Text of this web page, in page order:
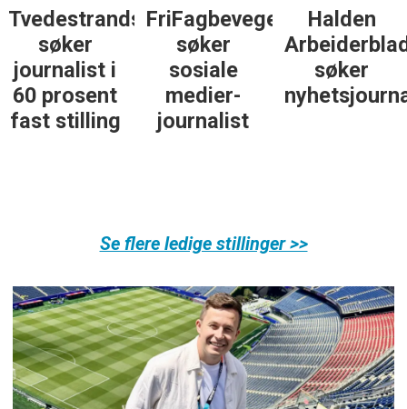
Tvedestrandsposten
søker
journalist i
60 prosent
fast stilling
FriFagbevegelse
søker
sosiale
medier-
journalist
Halden
søker
Se flere ledige stillinger >>